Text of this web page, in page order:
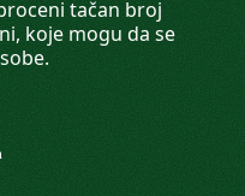
tačan broj
koje mogu da se